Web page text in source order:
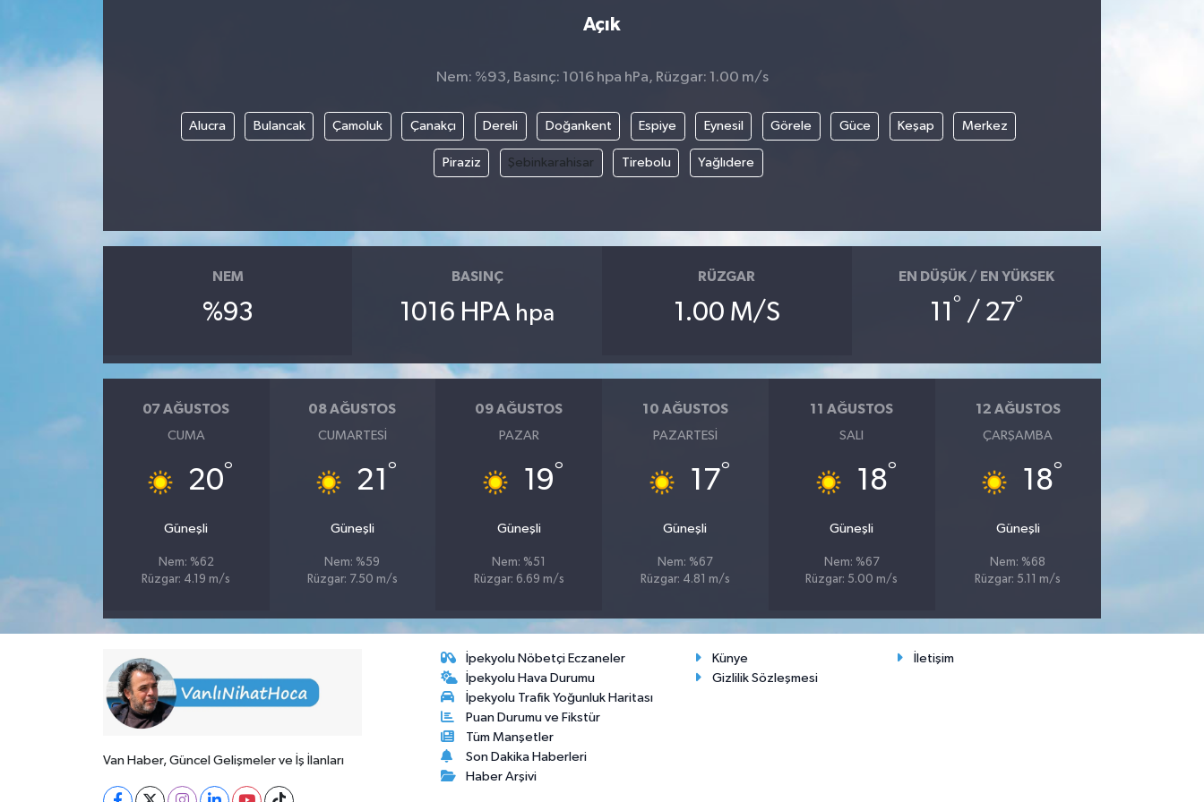
Açık
Nem: %93, Basınç: 1016 hpa hPa, Rüzgar: 1.00 m/s
Alucra Bulancak Çamoluk Çanakçı Dereli Doğankent Espiye Eynesil Görele Güce Keşap Merkez
Piraziz Şebinkarahisar Tirebolu Yağlıdere
NEM
%93
BASINÇ
1016 HPA hpa
RÜZGAR
1.00 M/S
EN DÜŞÜK / EN YÜKSEK
11 ° / 27°
07 AĞUSTOS
CUMA
20°
Güneşli
Nem: %62
Rüzgar: 4.19 m/s
08 AĞUSTOS
CUMARTESI
21 °
Güneşli
Nem: %59
Rüzgar: 7.50 m/s
09 AĞUSTOS
PAZAR
19°
Güneşli
Nem: %51
Rüzgar: 6.69 m/s
10 AĞUSTOS
PAZARTESI
17°
Güneşli
Nem: %67
Rüzgar: 4.81 m/s
11 AĞUSTOS
SALI
18°
Güneşli
Nem: %67
Rüzgar: 5.00 m/s
12 AĞUSTOS
ÇARŞAMBA
18°
Güneşli
Nem: %68
Rüzgar: 5.11 m/s
Van Haber, Güncel Gelişmeler ve İş İlanları
İpekyolu Nöbetçi Eczaneler
İpekyolu Hava Durumu
İpekyolu Trafik Yoğunluk Haritası
Puan Durumu ve Fikstür
Tüm Manşetler
Son Dakika Haberleri
Haber Arşivi
Künye
İletişim
Gizlilik Sözleşmesi